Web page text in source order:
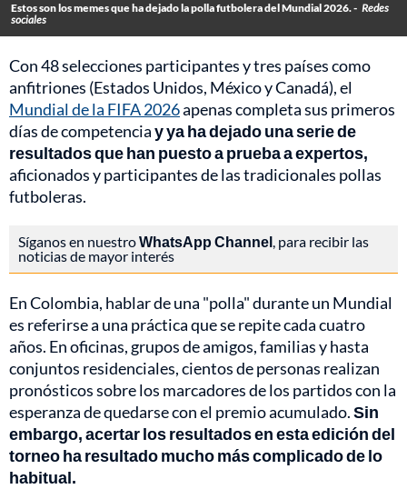
Estos son los memes que ha dejado la polla futbolera del Mundial 2026. - Redes
sociales
Con 48 selecciones participantes y tres países como
anfitriones (Estados Unidos, México y Canadá), el
Mundial de la FIFA 2026apenas completa sus primeros
días de competenciay ya ha dejado una serie de
resultados que han puesto a prueba a expertos,
aficionados y participantes de las tradicionales pollas
futboleras.
Síganos en nuestroWhatsApp Channel, para recibir las
noticias de mayor interés
En Colombia, hablar de una "polla" durante un Mundial
es referirse a una práctica que se repite cada cuatro
años. En oficinas, grupos de amigos, familias y hasta
conjuntos residenciales, cientos de personas realizan
pronósticos sobre los marcadores de los partidos con la
esperanza de quedarse con el premio acumulado.Sin
embargo, acertar los resultados en esta edición del
torneo ha resultado mucho más complicado de lo
habitual.